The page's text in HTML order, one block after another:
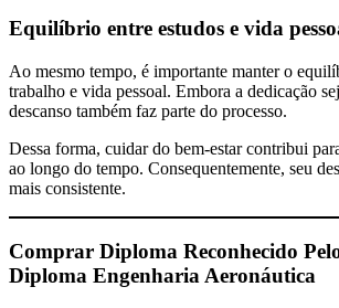
Equilíbrio entre estudos e vida
Ao mesmo tempo, é importante manter o
trabalho e vida pessoal. Embora a dedicação
descanso também faz parte do processo.
Dessa forma, cuidar do bem-estar contribui
ao longo do tempo. Consequentemente, seu
mais consistente.
Comprar Diploma Reconhecido
Diploma Engenharia Aeronáutica